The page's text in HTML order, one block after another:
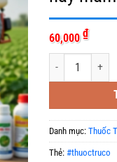
60,000₫
Nistar 500ec _
Danh mục: Thuốc
Thẻ: #thuoctruco